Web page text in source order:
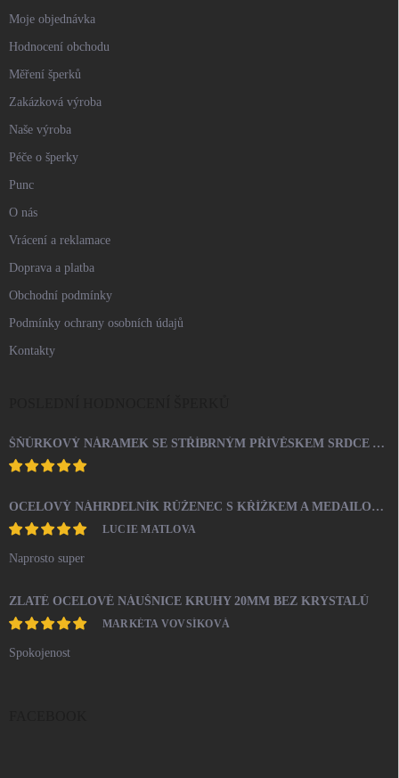
Moje objednávka
Hodnocení obchodu
Měření šperků
Zakázková výroba
Naše výroba
Péče o šperky
Punc
O nás
Vrácení a reklamace
Doprava a platba
Obchodní podmínky
Podmínky ochrany osobních údajů
Kontakty
ŠŇŮRKOVÝ NÁRAMEK SE STŘÍBRNÝM PŘÍVĚSKEM SRDCE A KRYSTALY SWAROVSKI CRYSTAL (STŘÍBRO 925/1000)
OCELOVÝ NÁHRDELNÍK RŮŽENEC S KŘÍŽKEM A MEDAILONEM
LUCIE MATLOVA
Naprosto super
ZLATÉ OCELOVÉ NÁUŠNICE KRUHY 20MM BEZ KRYSTALŮ
MARKÉTA VOVSÍKOVÁ
Spokojenost